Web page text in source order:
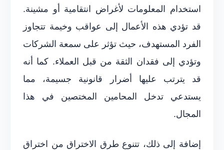
استخدام المعلومات لأغراض انتقامية أو مشينة.
قد تؤدي هذه الأعمال إلى عواقب وخيمة تتجاوز
الفرد المستهدف، حيث تؤثر على سمعة الشركات
وتؤدي إلى فقدان الثقة من قبل العملاء. كما أنه
قد يترتب عليها أضرار قانونية جسيمة، مما
يستدعي تدخل المحامين المختصين في هذا
المجال.
إضافة إلى ذلك، تتنوع طرق الاختراق من اختراق